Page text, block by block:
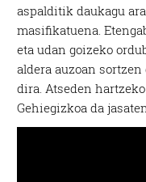
aspalditik daukagu
masifikatuena.
eta udan goizeko
aldera auzoan
dira. Atseden
Gehiegizkoa da